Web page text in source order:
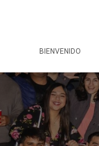
BIENVENIDO